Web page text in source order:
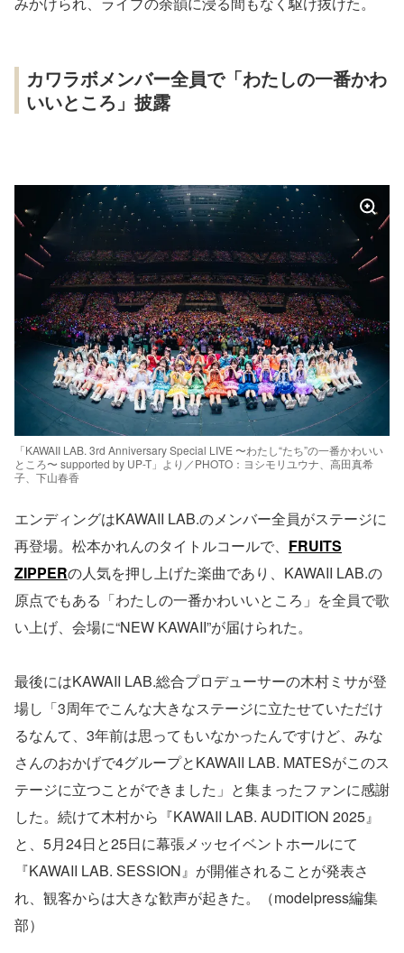
カワラボメンバー全員で「わたしの一番かわ
いいところ」披露
「KAWAII LAB. 3rd Anniversary Special LIVE 〜わたし“たち”の一番かわいい
ところ〜 supported by UP-T」より／PHOTO：ヨシモリユウナ、高田真希
子、下山春香
エンディングはKAWAII LAB.のメンバー全員がステージに
再登場。松本かれんのタイトルコールで、 FRUITS
ZIPPERの人気を押し上げた楽曲であり、KAWAII LAB.の
原点でもある「わたしの一番かわいいところ」を全員で歌
い上げ、会場に“NEW KAWAII”が届けられた。
最後にはKAWAII LAB.総合プロデューサーの木村ミサが登
場し「3周年でこんな大きなステージに立たせていただけ
るなんて、3年前は思ってもいなかったんですけど、みな
さんのおかげで4グループとKAWAII LAB. MATESがこのス
テージに立つことができました」と集まったファンに感謝
した。続けて木村から『KAWAII LAB. AUDITION 2025』
と、5月24日と25日に幕張メッセイベントホールにて
『KAWAII LAB. SESSION』が開催されることが発表さ
れ、観客からは大きな歓声が起きた。（modelpress編集
部）